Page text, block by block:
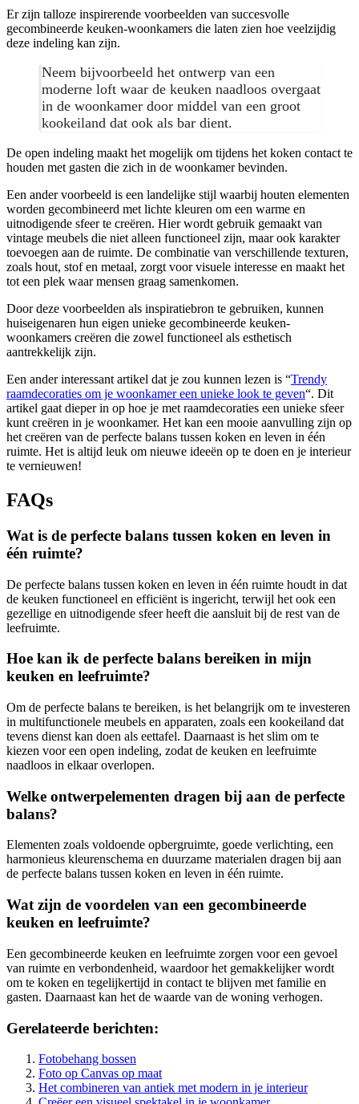
Er zijn talloze inspirerende voorbeelden van succesvolle
gecombineerde keuken-woonkamers die laten zien hoe veelzijdig
deze indeling kan zijn.
Neem bijvoorbeeld het ontwerp van een
moderne loft waar de keuken naadloos overgaat
in de woonkamer door middel van een groot
kookeiland dat ook als bar dient.
De open indeling maakt het mogelijk om tijdens het koken contact te
houden met gasten die zich in de woonkamer bevinden.
Een ander voorbeeld is een landelijke stijl waarbij houten elementen
worden gecombineerd met lichte kleuren om een warme en
uitnodigende sfeer te creëren. Hier wordt gebruik gemaakt van
vintage meubels die niet alleen functioneel zijn, maar ook karakter
toevoegen aan de ruimte. De combinatie van verschillende texturen,
zoals hout, stof en metaal, zorgt voor visuele interesse en maakt het
tot een plek waar mensen graag samenkomen.
Door deze voorbeelden als inspiratiebron te gebruiken, kunnen
huiseigenaren hun eigen unieke gecombineerde keuken-
woonkamers creëren die zowel functioneel als esthetisch
aantrekkelijk zijn.
Een ander interessant artikel dat je zou kunnen lezen is “Trendy
raamdecoraties om je woonkamer een unieke look te geven“. Dit
artikel gaat dieper in op hoe je met raamdecoraties een unieke sfeer
kunt creëren in je woonkamer. Het kan een mooie aanvulling zijn op
het creëren van de perfecte balans tussen koken en leven in één
ruimte. Het is altijd leuk om nieuwe ideeën op te doen en je interieur
te vernieuwen!
FAQs
Wat is de perfecte balans tussen koken en leven in
één ruimte?
De perfecte balans tussen koken en leven in één ruimte houdt in dat
de keuken functioneel en efficiënt is ingericht, terwijl het ook een
gezellige en uitnodigende sfeer heeft die aansluit bij de rest van de
leefruimte.
Hoe kan ik de perfecte balans bereiken in mijn
keuken en leefruimte?
Om de perfecte balans te bereiken, is het belangrijk om te investeren
in multifunctionele meubels en apparaten, zoals een kookeiland dat
tevens dienst kan doen als eettafel. Daarnaast is het slim om te
kiezen voor een open indeling, zodat de keuken en leefruimte
naadloos in elkaar overlopen.
Welke ontwerpelementen dragen bij aan de perfecte
balans?
Elementen zoals voldoende opbergruimte, goede verlichting, een
harmonieus kleurenschema en duurzame materialen dragen bij aan
de perfecte balans tussen koken en leven in één ruimte.
Wat zijn de voordelen van een gecombineerde
keuken en leefruimte?
Een gecombineerde keuken en leefruimte zorgen voor een gevoel
van ruimte en verbondenheid, waardoor het gemakkelijker wordt
om te koken en tegelijkertijd in contact te blijven met familie en
gasten. Daarnaast kan het de waarde van de woning verhogen.
Gerelateerde berichten:
Fotobehang bossen
Foto op Canvas op maat
Het combineren van antiek met modern in je interieur